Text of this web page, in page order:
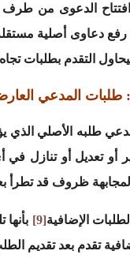
الدعوى من طرف
رفع دعاوى أصلية
التقدم بطلبات
طلبات المدعي
طلبه الأصلي الذي
أو تعديل أو تنازل
ظروف قد تطرأ
الإضافية[9]
تقدم بعد تقديم